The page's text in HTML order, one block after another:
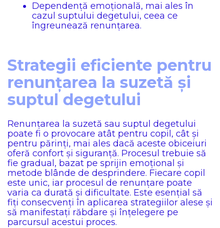
Dependență emoțională, mai ales în
cazul suptului degetului, ceea ce
îngreunează renunțarea.
Strategii eficiente pentru
renunțarea la suzetă și
suptul degetului
Renunțarea la suzetă sau suptul degetului
poate fi o provocare atât pentru copil, cât și
pentru părinți, mai ales dacă aceste obiceiuri
oferă confort și siguranță. Procesul trebuie să
fie gradual, bazat pe sprijin emoțional și
metode blânde de desprindere. Fiecare copil
este unic, iar procesul de renunțare poate
varia ca durată și dificultate. Este esențial să
fiți consecvenți în aplicarea strategiilor alese și
să manifestați răbdare și înțelegere pe
parcursul acestui proces.